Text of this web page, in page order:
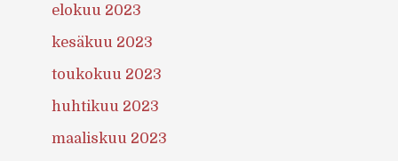
elokuu 2023
kesäkuu 2023
toukokuu 2023
huhtikuu 2023
maaliskuu 2023